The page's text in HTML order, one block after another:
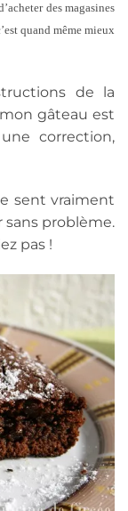
des magasines
quand même mieux
de la
gâteau est
correction,
sent vraiment
sans problème.
pas !